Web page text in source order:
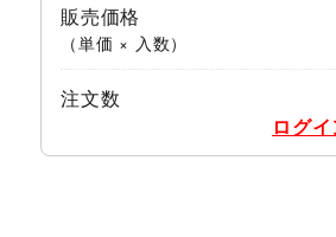
販売価格
（単価 × 入数）
注文数
ログ